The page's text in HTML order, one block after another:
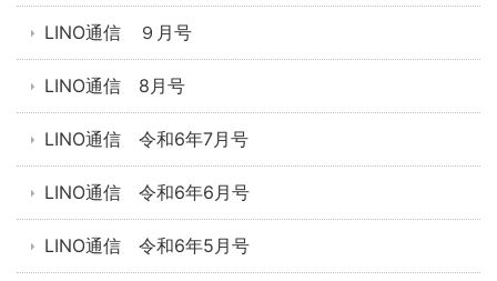
LINO通信 ９月号
LINO通信 8月号
LINO通信 令和6年7月号
LINO通信 令和6年6月号
LINO通信 令和6年5月号